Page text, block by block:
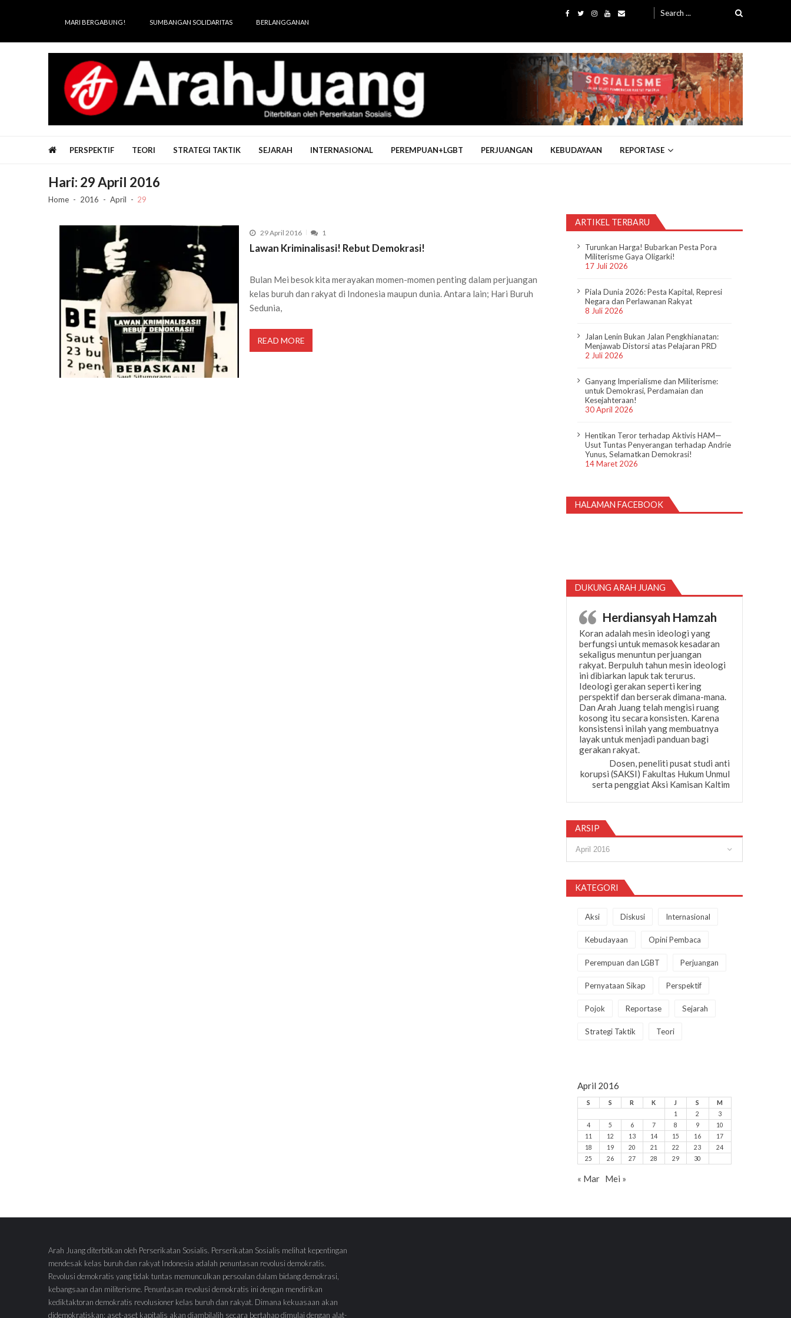
MARI BERGABUNG! SUMBANGAN SOLIDARITAS BERLANGGANAN
for:
PERSPEKTIF TEORI STRATEGI TAKTIK SEJARAH INTERNASIONAL PEREMPUAN+LGBT PERJUANGAN KEBUDAYAAN REPORTASE
Hari: 29 April 2016
Home 2016 April 29
29 April 2016 1
Lawan Kriminalisasi! Rebut Demokrasi!
Bulan Mei besok kita merayakan momen-momen penting dalam perjuangan
kelas buruh dan rakyat di Indonesia maupun dunia. Antara lain; Hari Buruh
Sedunia,
READ MORE
ARTIKEL TERBARU
Turunkan Harga! Bubarkan Pesta Pora
Militerisme Gaya Oligarki!
17 Juli 2026
Piala Dunia 2026: Pesta Kapital, Represi
Negara dan Perlawanan Rakyat
8 Juli 2026
Jalan Lenin Bukan Jalan Pengkhianatan:
Menjawab Distorsi atas Pelajaran PRD
2 Juli 2026
Ganyang Imperialisme dan Militerisme:
untuk Demokrasi, Perdamaian dan
Kesejahteraan!
30 April 2026
Hentikan Teror terhadap Aktivis HAM—
Usut Tuntas Penyerangan terhadap Andrie
Yunus, Selamatkan Demokrasi!
14 Maret 2026
HALAMAN FACEBOOK
DUKUNG ARAH JUANG
Herdiansyah Hamzah
Koran adalah mesin ideologi yang
berfungsi untuk memasok kesadaran
sekaligus menuntun perjuangan
rakyat. Berpuluh tahun mesin ideologi
ini dibiarkan lapuk tak terurus.
Ideologi gerakan seperti kering
perspektif dan berserak dimana-mana.
Dan Arah Juang telah mengisi ruang
kosong itu secara konsisten. Karena
konsistensi inilah yang membuatnya
layak untuk menjadi panduan bagi
gerakan rakyat.
Dosen, peneliti pusat studi anti
korupsi (SAKSI) Fakultas Hukum Unmul
serta penggiat Aksi Kamisan Kaltim
ARSIP
KATEGORI
Aksi Diskusi Internasional
Kebudayaan Opini Pembaca
Perempuan dan LGBT Perjuangan
Pernyataan Sikap Perspektif
Pojok Reportase Sejarah
Strategi Taktik Teori
April 2016
S S R K J S
M
1
2
3
4
5 6 7 8 9
10
11
12 13 14 15 16
17
18
19 20 21 22 23
24
25
26 27 28 29 30
« Mar Mei »
Arah Juang diterbitkan oleh Perserikatan Sosialis. Perserikatan Sosialis melihat kepentingan
mendesak kelas buruh dan rakyat Indonesia adalah penuntasan revolusi demokratis.
Revolusi demokratis yang tidak tuntas memunculkan persoalan dalam bidang demokrasi,
kebangsaan dan militerisme. Penuntasan revolusi demokratis ini dengan mendirikan
kediktaktoran demokratis revolusioner kelas buruh dan rakyat. Dimana kekuasaan akan
didemokratiskan; aset-aset kapitalis akan diambilalih secara bertahap dimulai dengan alat-